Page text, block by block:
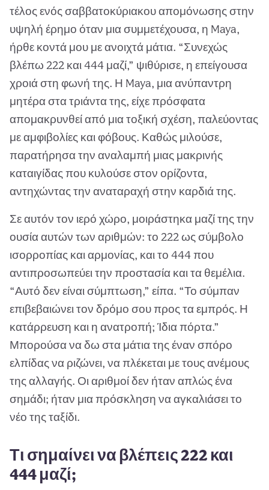
τέλος ενός σαββατοκύριακου απομόνωσης στην
υψηλή έρημο όταν μια συμμετέχουσα, η Maya,
ήρθε κοντά μου με ανοιχτά μάτια. “Συνεχώς
βλέπω 222 και 444 μαζί,” ψιθύρισε, η επείγουσα
χροιά στη φωνή της. Η Maya, μια ανύπαντρη
μητέρα στα τριάντα της, είχε πρόσφατα
απομακρυνθεί από μια τοξική σχέση, παλεύοντας
με αμφιβολίες και φόβους. Καθώς μιλούσε,
παρατήρησα την αναλαμπή μιας μακρινής
καταιγίδας που κυλούσε στον ορίζοντα,
αντηχώντας την αναταραχή στην καρδιά της.
Σε αυτόν τον ιερό χώρο, μοιράστηκα μαζί της την
ουσία αυτών των αριθμών: το 222 ως σύμβολο
ισορροπίας και αρμονίας, και το 444 που
αντιπροσωπεύει την προστασία και τα θεμέλια.
“Αυτό δεν είναι σύμπτωση,” είπα. “Το σύμπαν
επιβεβαιώνει τον δρόμο σου προς τα εμπρός. Η
κατάρρευση και η ανατροπή; Ίδια πόρτα.”
Μπορούσα να δω στα μάτια της έναν σπόρο
ελπίδας να ριζώνει, να πλέκεται με τους ανέμους
της αλλαγής. Οι αριθμοί δεν ήταν απλώς ένα
σημάδι; ήταν μια πρόσκληση να αγκαλιάσει το
νέο της ταξίδι.
Τι σημαίνει να βλέπεις 222 και
444 μαζί;